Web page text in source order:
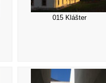
015 Klášter